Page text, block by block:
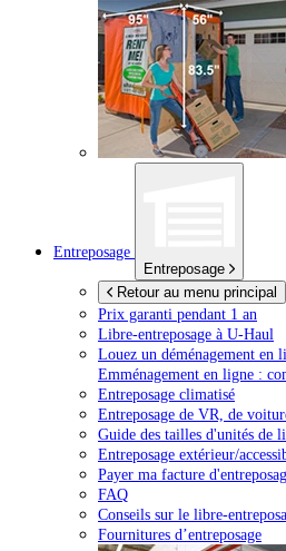
Entreposage
Entreposage
Retour au menu principal
Prix garanti pendant 1 an
Libre-entreposage à U-Haul
Louez un déménagement en
Emménagement en ligne :
Entreposage climatisé
Entreposage de VR, de
Guide des tailles d'unités de
Entreposage extérieur/
Payer ma facture
FAQ
Conseils sur le libre-
Fournitures d’entreposage